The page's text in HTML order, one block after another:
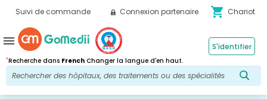
Suivi de commande Connexion partenaire shopping_cart Chariot
*Recherche dans French Changer la langue d'en haut.
S'identifier
menu